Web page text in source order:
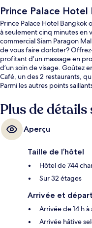
Prince Palace Hotel
Prince Palace Hotel Bangkok
à seulement cinq minutes en
commercial Siam Paragon
de vous faire dorloter?
profitant d’un massage en
d’un soin de visage. Goûtez
Café, un des 2 restaurants,
Parmi les autres points
voyageurs apprécient
Plus de
Aperçu
Taille de l’hôtel
Hôtel de 744
Sur 32 étages
Arrivée et départ
Arrivée de 14 h
Arrivée hâtive